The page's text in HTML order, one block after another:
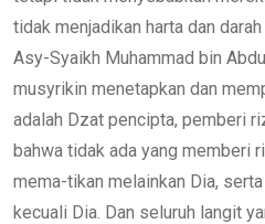
tidak menjadikan harta dan
Asy-Syaikh Muhammad bin
musyrikin menetapkan dan
adalah Dzat pencipta, pemberi
bahwa tidak ada yang memberi
mema-tikan melainkan Dia,
kecuali Dia. Dan seluruh langit